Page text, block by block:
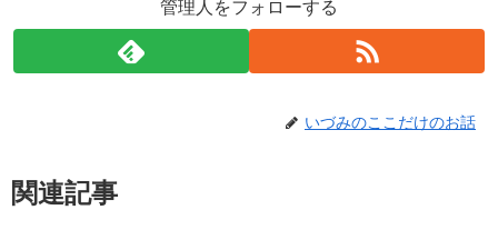
管理人をフォローする
いづみのここだけのお話
関連記事